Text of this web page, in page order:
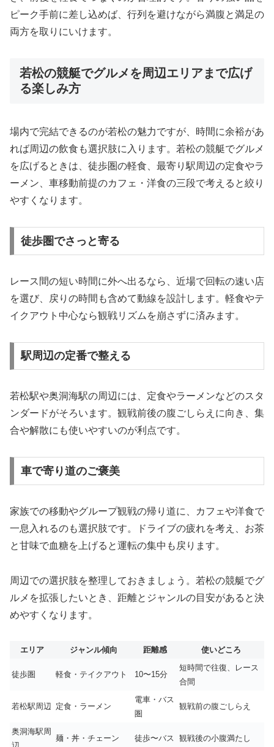
ピーク手前に差し込めば、行列を避けながら満腹と満足の
両方を取りにいけます。
若松の競艇でグルメを周辺エリアまで広げ
る楽しみ方
場内で完結できるのが若松の魅力ですが、時間に余裕があ
れば周辺の飲食も選択肢に入ります。若松の競艇でグルメ
を広げるときは、徒歩圏の軽食、最寄り駅周辺の定食やラ
ーメン、車移動前提のカフェ・洋食の三段で考えると絞り
やすくなります。
徒歩圏でさっと寄る
レース間の短い時間に外へ出るなら、近場で回転の速い店
を選び、戻りの時間も含めて動線を設計します。軽食やテ
イクアウト中心なら観戦リズムを崩さずに済みます。
駅周辺の定番で整える
若松駅や奥洞海駅の周辺には、定食やラーメンなどのスタ
ンダードがそろいます。観戦前後の腹ごしらえに向き、集
合や解散にも使いやすいのが利点です。
車で寄り道のご褒美
家族での移動やグループ観戦の帰り道に、カフェや洋食で
一息入れるのも選択肢です。ドライブの疲れを考え、お茶
と甘味で血糖を上げると運転の集中も戻ります。
周辺での選択肢を整理しておきましょう。若松の競艇でグ
ルメを拡張したいとき、距離とジャンルの目安があると決
めやすくなります。
エリア ジャンル傾向 距離感 使いどころ
徒歩圏 軽食・テイクアウト 10〜15分
短時間で往復、レース
合間
若松駅周辺 定食・ラーメン
電車・バス
圏
観戦前の腹ごしらえ
奥洞海駅周
麺・丼・チェーン 徒歩〜バス 観戦後の小腹満たし